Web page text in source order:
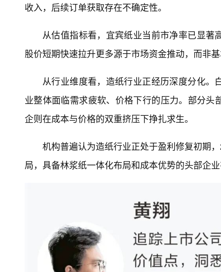
收入，后续订单获取存在不确定性。
从估值指标看，宜宾纸业当前市净率已显
股价短期快速拉升更多源于市场资金推动，而非
从行业维度看，造纸行业正经历深度分化
业整体面临需求疲软、价格下行的压力。部分
企则在成本与价格的双重挤压下挣扎求生。
机构普遍认为造纸行业正处于盈利修复初期
局，具备林浆纸一体化布局和成本优势的头部企